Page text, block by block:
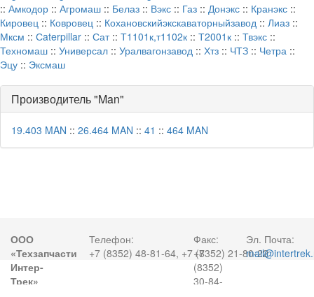
:: Амкодор :: Агромаш :: Белаз :: Вэкс :: Газ :: Донэкс :: Кранэкс ::
Кировец :: Ковровец :: Кохановскийэкскаваторныйзавод :: Лиаз ::
Мксм :: Сaterpillar :: Сат:: Т1101к,т1102к :: Т2001к :: Твэкс ::
Техномаш :: Универсал :: Уралвагонзавод :: Хтз :: ЧТЗ :: Четра ::
Эцу :: Эксмаш
Производитель "Man"
19.403 MAN :: 26.464 MAN :: 41 :: 464 MAN
ООО
«Техзапчасти
Интер-
Трек»
Телефон:
+7 (8352) 48-81-64, +7 (8352) 21-80-22
Факс:
+7
(8352)
30-84-
Эл. Почта: